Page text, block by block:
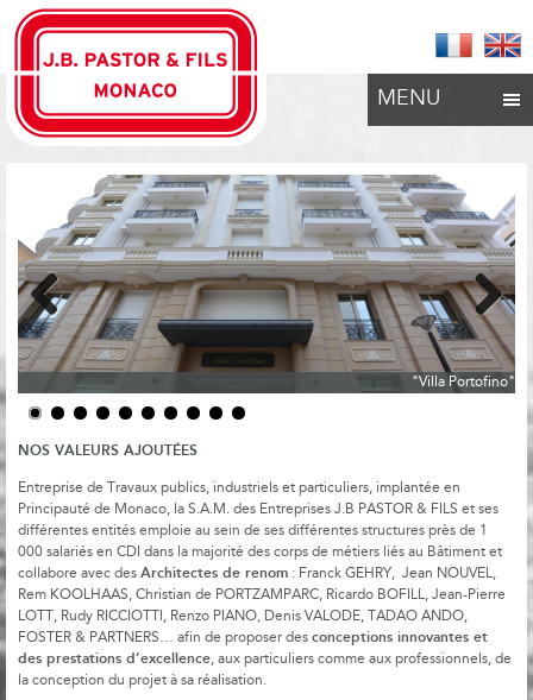
MENU
"Villa Portofino"
Previous Next
NOS VALEURS AJOUTÉES
Entreprise de Travaux publics, industriels et particuliers, implantée en
Principauté de Monaco, la S.A.M. des Entreprises J.B PASTOR & FILS et ses
différentes entités emploie au sein de ses différentes structures près de 1
000 salariés en CDI dans la majorité des corps de métiers liés au Bâtiment et
collabore avec des Architectes de renom : Franck GEHRY, Jean NOUVEL,
Rem KOOLHAAS, Christian de PORTZAMPARC, Ricardo BOFILL, Jean-Pierre
LOTT, Rudy RICCIOTTI, Renzo PIANO, Denis VALODE, TADAO ANDO,
FOSTER & PARTNERS… afin de proposer des conceptions innovantes et
des prestations d’excellence, aux particuliers comme aux professionnels, de
la conception du projet à sa réalisation.